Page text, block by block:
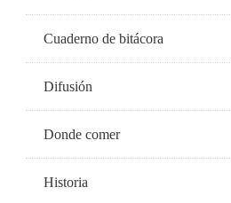
Cuaderno de bitácora
Difusión
Donde comer
Historia